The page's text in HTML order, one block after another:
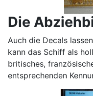
Die
Auch die Decals
kann das Schiff als
britisches,
entsprechenden